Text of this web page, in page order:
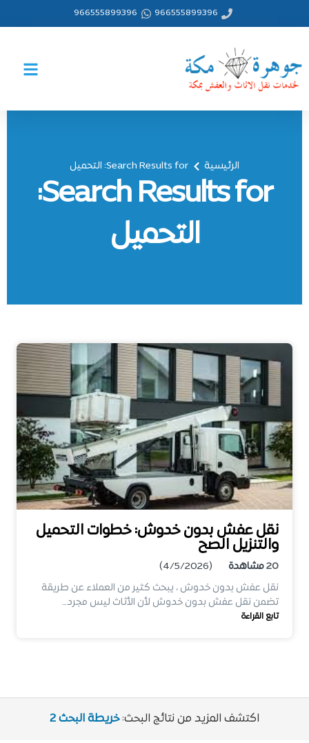
966555899396
966555899396
الرئيسية Search Results for: التحميل
Search Results for:
التحميل
نقل عفش بدون خدوش: خطوات التحميل
والتنزيل الصح
20مشاهدة
(4/5/2026)
نقل عفش بدون خدوش ، يبحث كثير من العملاء عن طريقة
تضمن نقل عفش بدون خدوش لأن الأثاث ليس مجرد…
تابع القراءة
اكتشف المزيد من نتائج البحث:خريطة البحث 2